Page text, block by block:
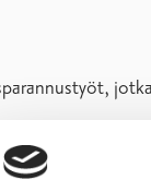
asti on ollut